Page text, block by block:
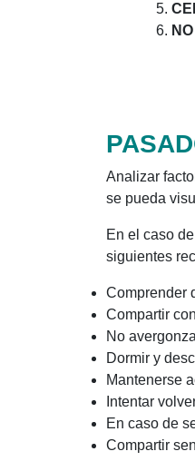
Analizar
se pueda
En el caso
siguientes
Comprender
Compartir
No
Dormir y
Mantenerse
Intentar
En caso de
Compartir